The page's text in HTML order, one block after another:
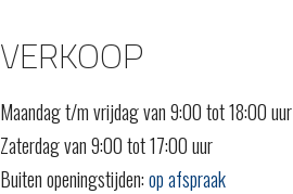
VERKOOP
Maandag t/m vrijdag van 9:00 tot 18:00 uur
Zaterdag van 9:00 tot 17:00 uur
Buiten openingstijden:op afspraak